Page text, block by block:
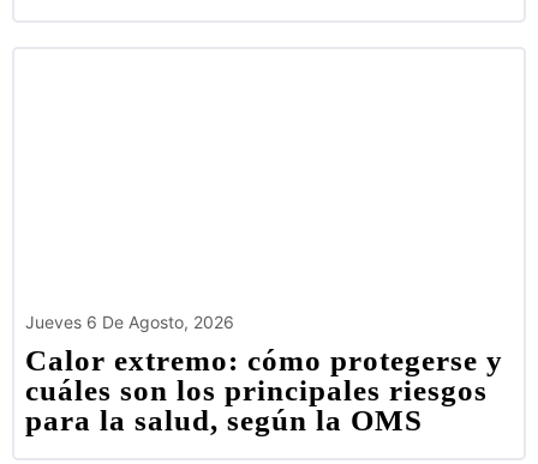
Jueves 6 De Agosto, 2026
Calor extremo: cómo protegerse y
cuáles son los principales riesgos
para la salud, según la OMS